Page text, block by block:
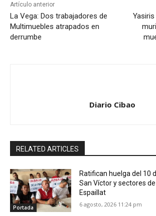
Artículo anterior
La Vega: Dos trabajadores de
Multimuebles atrapados en
derrumbe
Diario Cibao
RELATED ARTICLES
Portada
Ratifican huelga del 10
San Víctor y sectores
Espaillat
6 agosto, 2026 11:24 pm